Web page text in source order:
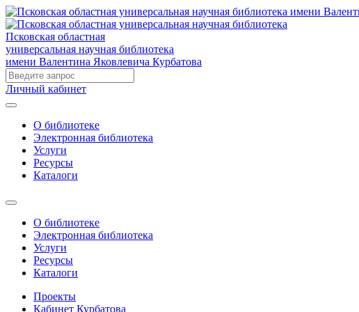
Псковская областная
универсальная научная библиотека
имени Валентина Яковлевича Курбатова
Личный кабинет
О библиотеке
Электронная библиотека
Услуги
Ресурсы
Каталоги
О библиотеке
Электронная библиотека
Услуги
Ресурсы
Каталоги
Проекты
Кабинет Курбатова